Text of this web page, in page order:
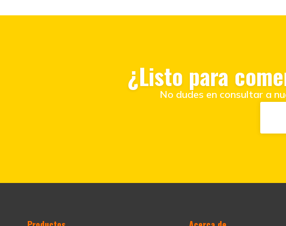
¿Listo para
No dudes en consultar a